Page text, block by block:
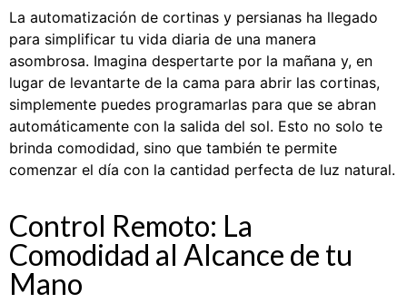
La automatización de cortinas y persianas ha llegado
para simplificar tu vida diaria de una manera
asombrosa. Imagina despertarte por la mañana y, en
lugar de levantarte de la cama para abrir las cortinas,
simplemente puedes programarlas para que se abran
automáticamente con la salida del sol. Esto no solo te
brinda comodidad, sino que también te permite
comenzar el día con la cantidad perfecta de luz natural.
Control Remoto: La
Comodidad al Alcance de tu
Mano